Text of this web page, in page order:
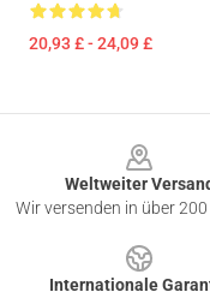
20,93 £ - 24,09 £
Weltweiter
Wir versenden in über
Internationale